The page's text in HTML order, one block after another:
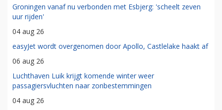
Groningen vanaf nu verbonden met Esbjerg: 'scheelt zeven
uur rijden'
04 aug 26
easyJet wordt overgenomen door Apollo, Castlelake haakt af
06 aug 26
Luchthaven Luik krijgt komende winter weer
passagiersvluchten naar zonbestemmingen
04 aug 26